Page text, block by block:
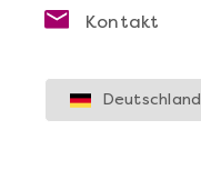
Kontakt
Deutschland